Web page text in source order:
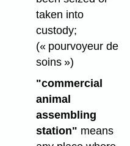
taken into
custody;
(« pourvoyeur de
soins »)
"commercial
animal
assembling
station" means